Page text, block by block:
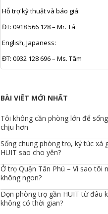
Hỗ trợ kỹ thuật và báo giá:
ĐT: 0918 566 128 – Mr. Tá
English, Japaness:
ĐT: 0932 128 696 – Ms. Tâm
BÀI VIẾT MỚI NHẤT
Tôi không cần phòng lớn để
chịu hơn
Sống chung phòng trọ, ký túc xá
HUIT sao cho yên?
Ở trọ Quận Tân Phú – Vì sao tôi
không ngon?
Dọn phòng trọ gần HUIT từ đâu
không có thời gian?